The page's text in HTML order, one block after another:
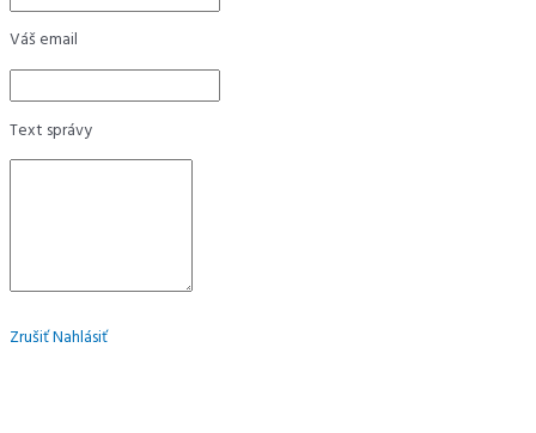
Váš email
Text správy
ZrušiťNahlásiť